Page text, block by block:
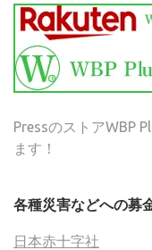
PressのストアWBP
ます！
各種災害などへの募
日本赤十字社